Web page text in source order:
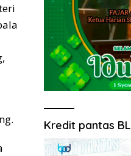
Kredit pantas BL